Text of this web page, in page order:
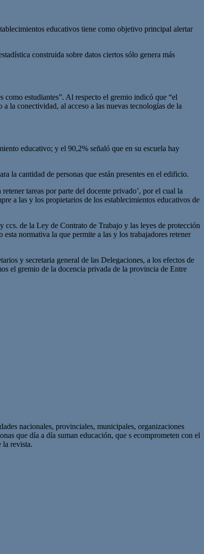
educativos tiene como objetivo principal alertar
construida sobre datos ciertos sólo genera más
estudiantes”. Al respecto el gremio indicó que “el
la conectividad, al acceso a las nuevas tecnologías de la
educativo; y el 90,2% señaló que en su escuela hay
la cantidad de personas que están presentes en el edificio.
tareas por parte del docente privado’, por el cual la
a las y los propietarios de los establecimientos educativos de
ccs. de la Ley de Contrato de Trabajo y las leyes de protección
normativa la que permite a las y los trabajadores retener
y secretaria general de las Delegaciones, a los efectos de
el gremio de la docencia privada de la provincia de Entre
nacionales, provinciales, municipales, organizaciones
que día a día suman educación, que s ecomprometen con el
la revista.